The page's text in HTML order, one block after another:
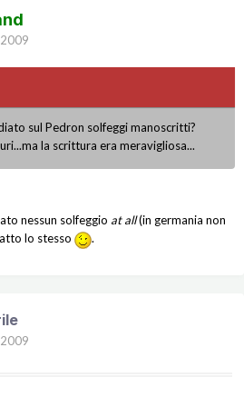
sul Pedron solfeggi manoscritti?
la scrittura era meravigliosa...
nessun solfeggio at all(in germania non
lo stesso
.